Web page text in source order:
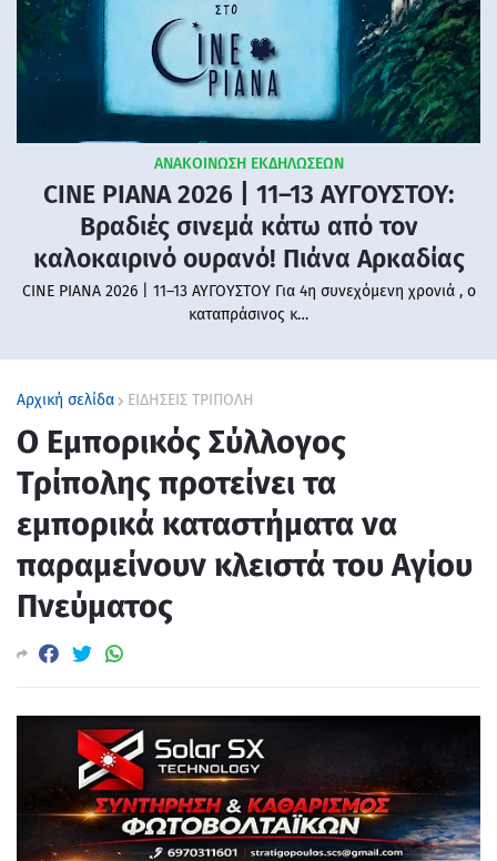
ΑΝΑΚΟΙΝΩΣΗ ΕΚΔΗΛΩΣΕΩΝ
CINE PIANA 2026 | 11–13 ΑΥΓΟΥΣΤΟΥ:
Βραδιές σινεμά κάτω από τον
καλοκαιρινό ουρανό! Πιάνα Αρκαδίας
CINE PIANA 2026 | 11–13 ΑΥΓΟΥΣΤΟΥ Για 4η συνεχόμενη χρονιά , ο
καταπράσινος κ…
Αρχική σελίδα ΕΙΔΗΣΕΙΣ ΤΡΙΠΟΛΗ
O Εμπορικός Σύλλογος
Τρίπολης προτείνει τα
εμπορικά καταστήματα να
παραμείνουν κλειστά του Αγίου
Πνεύματος